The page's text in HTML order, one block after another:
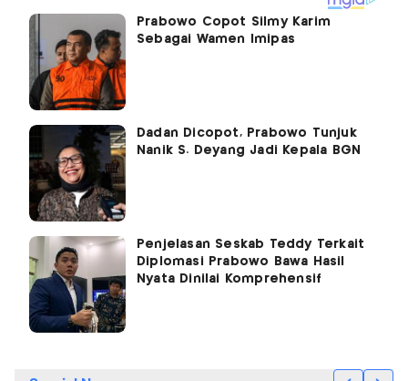
Prabowo Copot Silmy Karim
Sebagai Wamen Imipas
Dadan Dicopot, Prabowo Tunjuk
Nanik S. Deyang Jadi Kepala BGN
Penjelasan Seskab Teddy Terkait
Diplomasi Prabowo Bawa Hasil
Nyata Dinilai Komprehensif